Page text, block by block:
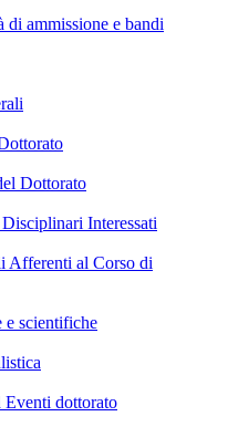
di ammissione e bandi
Dottorato
Interessati
Afferenti al Corso di
e scientifiche
dottorato